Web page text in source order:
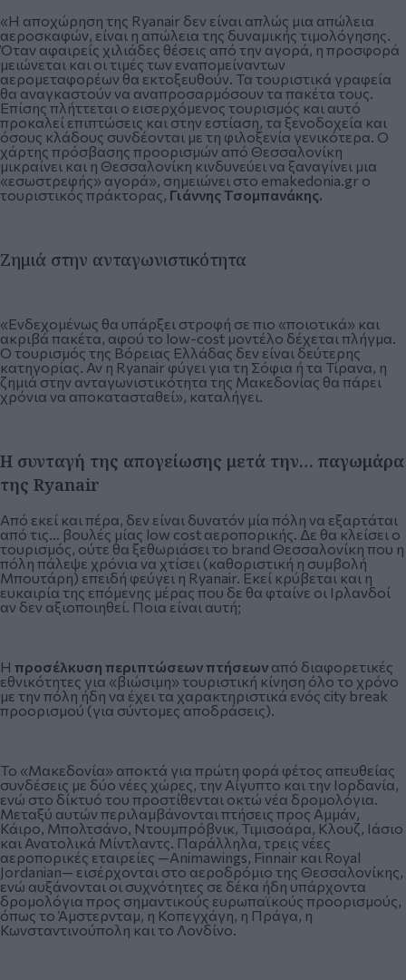
«Η αποχώρηση της Ryanair δεν είναι απλώς μια απώλεια
αεροσκαφών, είναι η απώλεια της δυναμικής τιμολόγησης.
Όταν αφαιρείς χιλιάδες θέσεις από την αγορά, η προσφορά
μειώνεται και οι τιμές των εναπομείναντων
αερομεταφορέων θα εκτοξευθούν. Τα τουριστικά γραφεία
θα αναγκαστούν να αναπροσαρμόσουν τα πακέτα τους.
Επίσης πλήττεται ο εισερχόμενος τουρισμός και αυτό
προκαλεί επιπτώσεις και στην εστίαση, τα ξενοδοχεία και
όσους κλάδους συνδέονται με τη φιλοξενία γενικότερα. Ο
χάρτης πρόσβασης προορισμών από Θεσσαλονίκη
μικραίνει και η Θεσσαλονίκη κινδυνεύει να ξαναγίνει μια
«εσωστρεφής» αγορά», σημειώνει στο emakedonia.gr ο
τουριστικός πράκτορας, Γιάννης Τσομπανάκης.
Ζημιά στην ανταγωνιστικότητα
«Ενδεχομένως θα υπάρξει στροφή σε πιο «ποιοτικά» και
ακριβά πακέτα, αφού το low-cost μοντέλο δέχεται πλήγμα.
Ο τουρισμός της Βόρειας Ελλάδας δεν είναι δεύτερης
κατηγορίας. Αν η Ryanair φύγει για τη Σόφια ή τα Τίρανα, η
ζημιά στην ανταγωνιστικότητα της Μακεδονίας θα πάρει
χρόνια να αποκατασταθεί», καταλήγει.
Η συνταγή της απογείωσης μετά την… παγωμάρα
της Ryanair
Από εκεί και πέρα, δεν είναι δυνατόν μία πόλη να εξαρτάται
από τις… βουλές μίας low cost αεροπορικής. Δε θα κλείσει ο
τουρισμός, ούτε θα ξεθωριάσει το brand Θεσσαλονίκη που η
πόλη πάλεψε χρόνια να χτίσει (καθοριστική η συμβολή
Μπουτάρη) επειδή φεύγει η Ryanair. Εκεί κρύβεται και η
ευκαιρία της επόμενης μέρας που δε θα φταίνε οι Ιρλανδοί
αν δεν αξιοποιηθεί. Ποια είναι αυτή;
Η προσέλκυση περιπτώσεων πτήσεων από διαφορετικές
εθνικότητες για «βιώσιμη» τουριστική κίνηση όλο το χρόνο
με την πόλη ήδη να έχει τα χαρακτηριστικά ενός city break
προορισμού (για σύντομες αποδράσεις).
Το «Μακεδονία» αποκτά για πρώτη φορά φέτος απευθείας
συνδέσεις με δύο νέες χώρες, την Αίγυπτο και την Ιορδανία,
ενώ στο δίκτυό του προστίθενται οκτώ νέα δρομολόγια.
Μεταξύ αυτών περιλαμβάνονται πτήσεις προς Αμμάν,
Κάιρο, Μπολτσάνο, Ντουμπρόβνικ, Τιμισοάρα, Κλουζ, Ιάσιο
και Ανατολικά Μίντλαντς. Παράλληλα, τρεις νέες
αεροπορικές εταιρείες —Animawings, Finnair και Royal
Jordanian— εισέρχονται στο αεροδρόμιο της Θεσσαλονίκης,
ενώ αυξάνονται οι συχνότητες σε δέκα ήδη υπάρχοντα
δρομολόγια προς σημαντικούς ευρωπαϊκούς προορισμούς,
όπως το Άμστερνταμ, η Κοπεγχάγη, η Πράγα, η
Κωνσταντινούπολη και το Λονδίνο.